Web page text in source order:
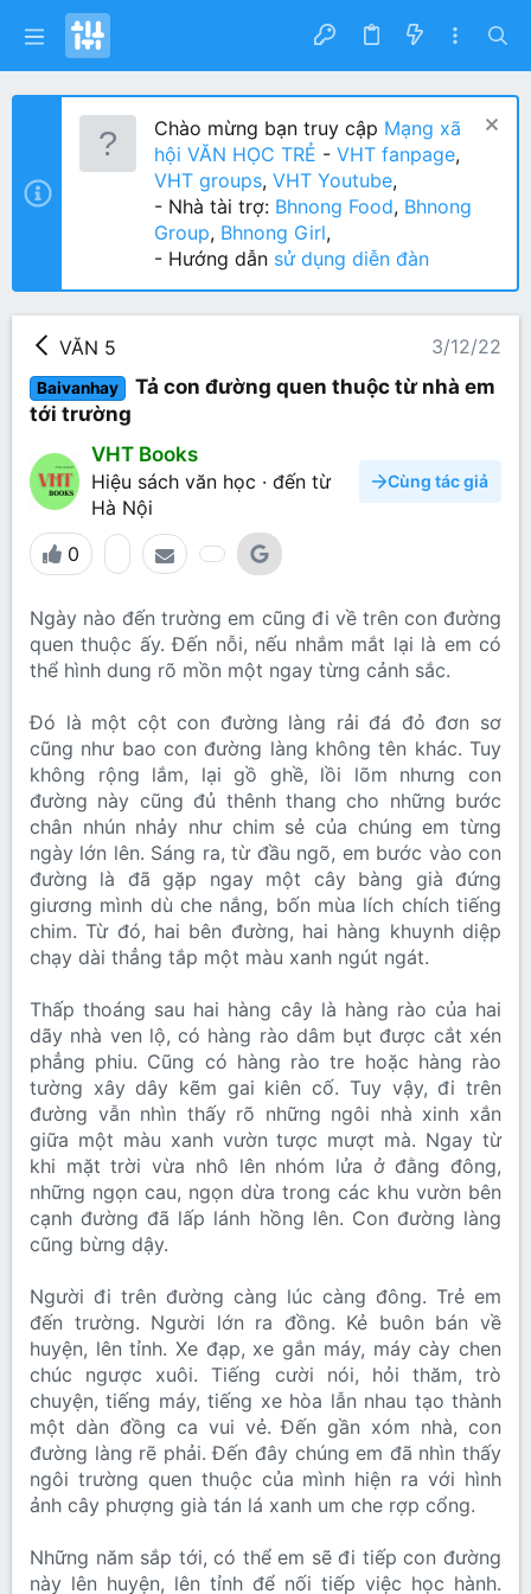
Chào mừng bạn truy cập Mạng xã
hội VĂN HỌC TRẺ - VHT fanpage,
VHT groups, VHT Youtube,
- Nhà tài trợ: Bhnong Food, Bhnong
Group, Bhnong Girl,
- Hướng dẫn sử dụng diễn đàn
VĂN 5 3/12/22
Baivanhay
Tả con đường quen thuộc từ nhà em
tới trường
VHT Books
Hiệu sách văn học · đến từ
Hà Nội
Cùng tác giả
0
Ngày nào đến trường em cũng đi về trên con đường
quen thuộc ấy. Đến nỗi, nếu nhắm mắt lại là em có
thể hình dung rõ mồn một ngay từng cảnh sắc.
Đó là một cột con đường làng rải đá đỏ đơn sơ
cũng như bao con đường làng không tên khác. Tuy
không rộng lắm, lại gồ ghề, lồi lõm nhưng con
đường này cũng đủ thênh thang cho những bước
chân nhún nhảy như chim sẻ của chúng em từng
ngày lớn lên. Sáng ra, từ đầu ngõ, em bước vào con
đường là đã gặp ngay một cây bàng già đứng
giương mình dù che nắng, bốn mùa lích chích tiếng
chim. Từ đó, hai bên đường, hai hàng khuynh diệp
chạy dài thẳng tắp một màu xanh ngút ngát.
Thấp thoáng sau hai hàng cây là hàng rào của hai
dãy nhà ven lộ, có hàng rào dâm bụt được cắt xén
phẳng phiu. Cũng có hàng rào tre hoặc hàng rào
tường xây dây kẽm gai kiên cố. Tuy vậy, đi trên
đường vẫn nhìn thấy rõ những ngôi nhà xinh xắn
giữa một màu xanh vườn tược mượt mà. Ngay từ
khi mặt trời vừa nhô lên nhóm lửa ở đằng đông,
những ngọn cau, ngọn dừa trong các khu vườn bên
cạnh đường đã lấp lánh hồng lên. Con đường làng
cũng bừng dậy.
Người đi trên đường càng lúc càng đông. Trẻ em
đến trường. Người lớn ra đồng. Kẻ buôn bán về
huyện, lên tỉnh. Xe đạp, xe gắn máy, máy cày chen
chúc ngược xuôi. Tiếng cười nói, hỏi thăm, trò
chuyện, tiếng máy, tiếng xe hòa lẫn nhau tạo thành
một dàn đồng ca vui vẻ. Đến gần xóm nhà, con
đường làng rẽ phải. Đến đây chúng em đã nhìn thấy
ngôi trường quen thuộc của mình hiện ra với hình
ảnh cây phượng già tán lá xanh um che rợp cổng.
Những năm sắp tới, có thể em sẽ đi tiếp con đường
này lên huyện, lên tỉnh để nối tiếp việc học hành.